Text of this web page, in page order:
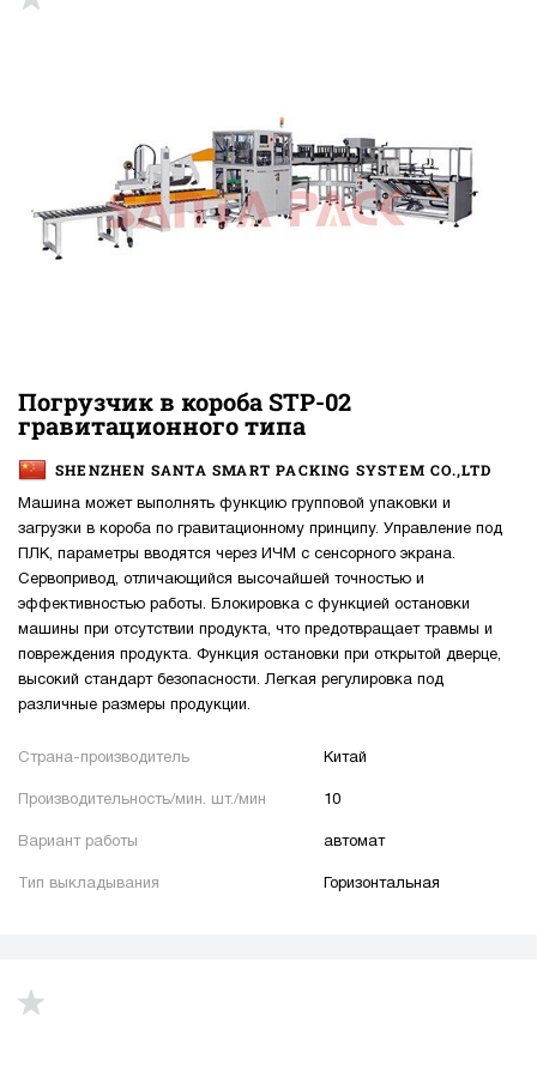
Погрузчик в короба STP-02
гравитационного типа
SHENZHEN SANTA SMART PACKING SYSTEM CO.,LTD
Машина может выполнять функцию групповой упаковки и
загрузки в короба по гравитационному принципу. Управление под
ПЛК, параметры вводятся через ИЧМ с сенсорного экрана.
Сервопривод, отличающийся высочайшей точностью и
эффективностью работы. Блокировка с функцией остановки
машины при отсутствии продукта, что предотвращает травмы и
повреждения продукта. Функция остановки при открытой дверце,
высокий стандарт безопасности. Легкая регулировка под
различные размеры продукции.
Страна-производитель Китай
Производительность/мин. шт./мин 10
Вариант работы автомат
Тип выкладывания Горизонтальная